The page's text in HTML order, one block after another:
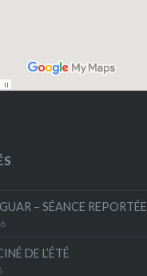
– SÉANCE REPORTÉE
DE L’ÉTÉ